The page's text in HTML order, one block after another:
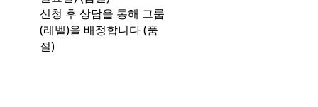
신청 후 상담을 통해 그룹
(레벨)을 배정합니다 (품
절)